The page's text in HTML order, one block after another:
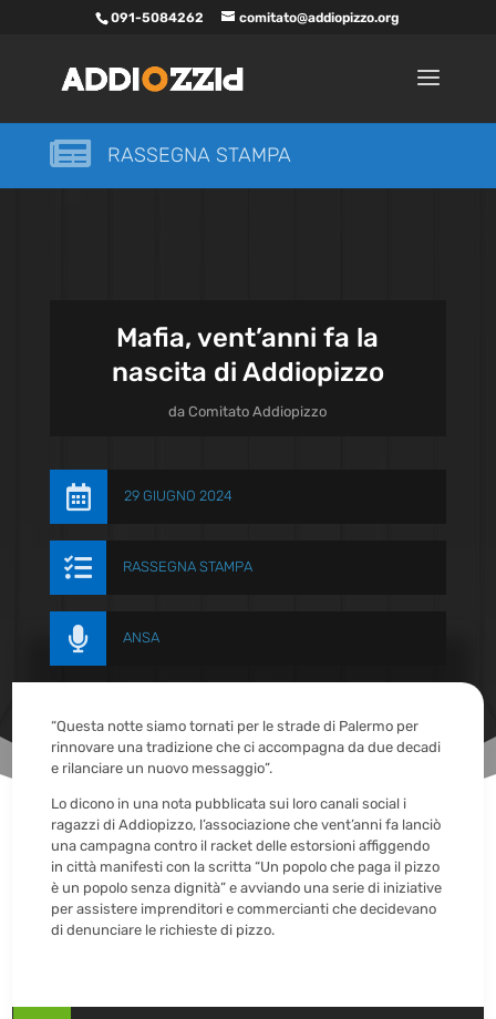
091-5084262 comitato@addiopizzo.org
 RASSEGNA STAMPA
Mafia, vent’anni fa la
nascita di Addiopizzo
daComitato Addiopizzo
 29 GIUGNO 2024
 RASSEGNA STAMPA
 ANSA
“Questa notte siamo tornati per le strade di Palermo per
rinnovare una tradizione che ci accompagna da due decadi
e rilanciare un nuovo messaggio”.
Lo dicono in una nota pubblicata sui loro canali social i
ragazzi di Addiopizzo, l’associazione che vent’anni fa lanciò
una campagna contro il racket delle estorsioni affiggendo
in città manifesti con la scritta “Un popolo che paga il pizzo
è un popolo senza dignità” e avviando una serie di iniziative
per assistere imprenditori e commercianti che decidevano
di denunciare le richieste di pizzo.